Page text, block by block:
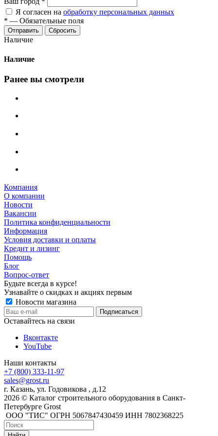
Я согласен на обработку персональных данных
* — Обязательные поля
Сбросить
Наличие
Наличие
Ранее вы смотрели
Компания
О компании
Новости
Вакансии
Политика конфиденциальности
Информация
Условия доставки и оплаты
Кредит и лизинг
Помощь
Блог
Вопрос-ответ
Будьте всегда в курсе!
Узнавайте о скидках и акциях первым
Новости магазина
Оставайтесь на связи
Вконтакте
YouTube
Наши контакты
+7 (800) 333-11-97
sales@grost.ru
г. Казань, ул. Годовикова , д.12
2026 © Каталог строительного оборудования в Санкт-
Петербурге Grost
ООО "ТИС" ОГРН 5067847430459 ИНН 7802368225